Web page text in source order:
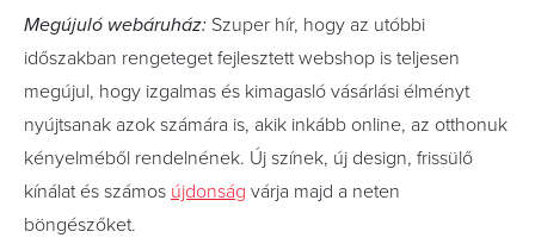
Megújuló webáruház: Szuper hír, hogy az utóbbi
időszakban rengeteget fejlesztett webshop is teljesen
megújul, hogy izgalmas és kimagasló vásárlási élményt
nyújtsanak azok számára is, akik inkább online, az otthonuk
kényelméből rendelnének. Új színek, új design, frissülő
kínálat és számos újdonság várja majd a neten
böngészőket.